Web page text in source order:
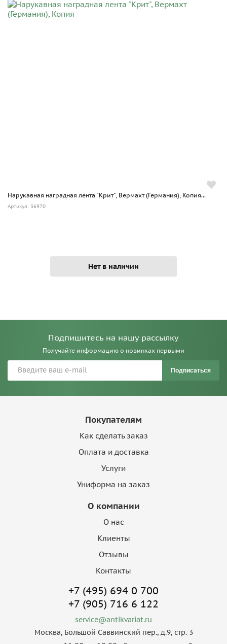
Нарукавная наградная лента "Крит", Вермахт (Германия), Копия...
Артикул: 36970
Нет в наличии
Подпишитесь на нашу рассылку
Получайте информацию о новинках первыми
Подписаться
Покупателям
Как сделать заказ
Оплата и доставка
Услуги
Униформа на заказ
О компании
О нас
Клиенты
Отзывы
Контакты
+7 (495) 694 0 700
+7 (905) 716 6 122
service@antikvariat.ru
Москва, Большой Саввинский пер., д.9, стр. 3